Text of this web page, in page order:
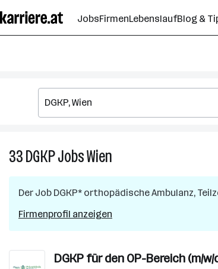
Seiteninhalt
springen
JobsFirmenLebenslaufBlog &
33DGKPJobsWien
in
Der Job DGKP* orthopädische Ambulanz,
Firmenprofil anzeigen
DGKP für den OP-Bereich (m/w/